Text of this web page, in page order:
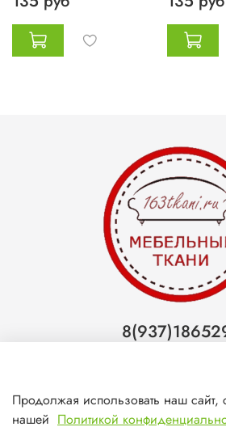
Самара (ТЦ
Продолжая использовать наш сайт,
нашей Политикой